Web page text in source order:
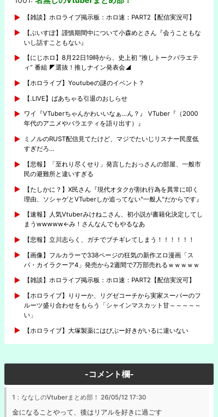
【雑談】ホロライブ掲示板：ホロ速：PART2【配信実況可】
【ぶいすぽ】謹慎期間中について小森めとさん『会うこともな
いし話すこともない』
【にじホロ】8月22日19時から、史上初 ”推しトークバラエテ
ィ” 番組 ◤選抜！推しナイン発表会◢
【ホロライブ】Youtubeの謎のイベント？
【.LIVE】ばあちゃる引退のおしらせ
ワイ『VTuberちゃんかわいいなぁ…ん？』 VTuber『（2000
年代のアニメやバラエティを語り出す）』
ミノルのRUST配信見てたけど、マジでたいじリスナー民度低
すぎだろ…
【悲報】「至れり尽くせり」発言したおっさんの部屋、一般市
民の避難所と違いすぎる
【たしかに？】X民さん『現代オタクが割れ行為を異常に叩く
理由、ソシャゲとVTuberしか追ってない"一般人"だからです』
【速報】人気Vtuberみけねこさん、初小説が書籍化決定してし
まうwwwww←み！さんなんでもやるなあ
【悲報】立川志らく、ガチでブチギレてしまう！！！！！！
【画像】フルカラーで338ページの狂気の新作ヱロ漫画「ス
パ・カイラクーア4」発売から2週間で7万部売れるｗｗｗｗｗ
【雑談】ホロライブ掲示板：ホロ速：PART2【配信実況可】
【ホロライブ】りりーか、リグゼコーチから実家スーパーのフ
ルーツ盛り合わせをもらう「シャインマスカット甘～～～～～
い」
【ホロライブ】大塚製薬にはびぶー好きがいるに違いない
-コメント欄-
1：ななしのVtuberまとめ部！ 26/05/12 17:30
金になることやって、後はリアルを好きに過ごす